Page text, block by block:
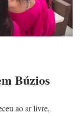
Búzios
ao ar livre,